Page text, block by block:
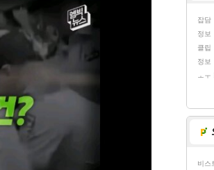
잡담
정보
클립
정보
ㅗㅜ
비스